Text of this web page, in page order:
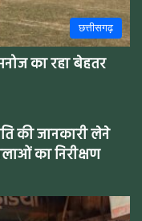
छत्तीसगढ़
का रहा बेहतर
की जानकारी लेने
का निरीक्षण